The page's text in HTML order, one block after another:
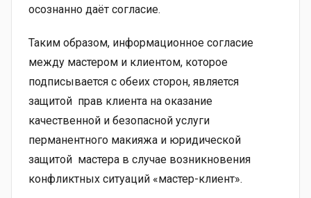
осознанно даёт согласие.
Таким образом, информационное согласие
между мастером и клиентом, которое
подписывается с обеих сторон, является
защитой прав клиента на оказание
качественной и безопасной услуги
перманентного макияжа и юридической
защитой мастера в случае возникновения
конфликтных ситуаций «мастер-клиент».